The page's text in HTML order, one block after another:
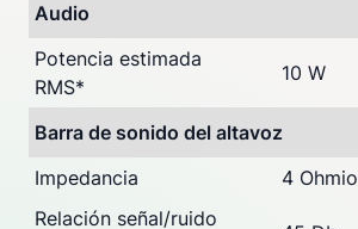
Audio
Potencia estimada
RMS*
10 W
Barra de sonido del altavoz
Impedancia
4 Ohmio
Relación señal/ruido